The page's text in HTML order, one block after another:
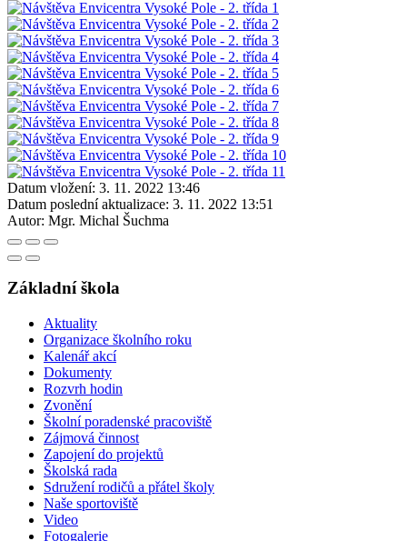
Datum vložení: 3. 11. 2022 13:46
Datum poslední aktualizace: 3. 11. 2022 13:51
Autor: Mgr. Michal Šuchma
Základní škola
Aktuality
Organizace školního roku
Kalenář akcí
Dokumenty
Rozvrh hodin
Zvonění
Školní poradenské pracoviště
Zájmová činnost
Zapojení do projektů
Školská rada
Sdružení rodičů a přátel školy
Naše sportoviště
Video
Fotogalerie